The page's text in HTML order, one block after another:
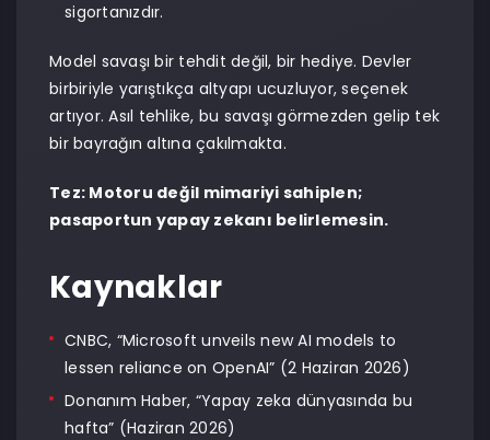
sigortanızdır.
Model savaşı bir tehdit değil, bir hediye. Devler
birbiriyle yarıştıkça altyapı ucuzluyor, seçenek
artıyor. Asıl tehlike, bu savaşı görmezden gelip tek
bir bayrağın altına çakılmakta.
Tez: Motoru değil mimariyi sahiplen;
pasaportun yapay zekanı belirlemesin.
Kaynaklar
CNBC, “Microsoft unveils new AI models to
lessen reliance on OpenAI” (2 Haziran 2026)
Donanım Haber, “Yapay zeka dünyasında bu
hafta” (Haziran 2026)